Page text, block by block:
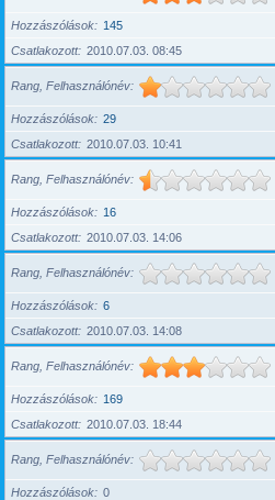
Hozzászólások
145
Csatlakozott
2010.07.03. 08:45
Rang, Felhasználónév
Hozzászólások
29
Csatlakozott
2010.07.03. 10:41
Rang, Felhasználónév
Hozzászólások
16
Csatlakozott
2010.07.03. 14:06
Rang, Felhasználónév
Hozzászólások
6
Csatlakozott
2010.07.03. 14:08
Rang, Felhasználónév
Hozzászólások
169
Csatlakozott
2010.07.03. 18:44
Rang, Felhasználónév
Hozzászólások
0